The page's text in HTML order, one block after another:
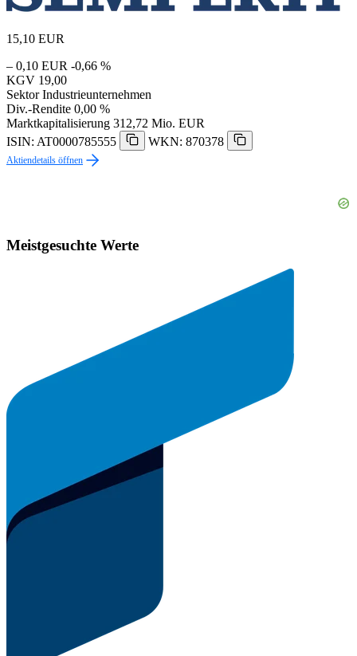
15,10 EUR
– 0,10 EUR -0,66 %
KGV 19,00
Sektor Industrieunternehmen
Div.-Rendite 0,00 %
Marktkapitalisierung 312,72 Mio. EUR
ISIN: AT0000785555
WKN: 870378
Aktiendetails öffnen
Meistgesuchte Werte